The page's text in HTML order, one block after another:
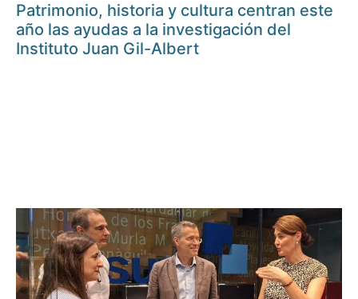
Patrimonio, historia y cultura centran este
año las ayudas a la investigación del
Instituto Juan Gil-Albert